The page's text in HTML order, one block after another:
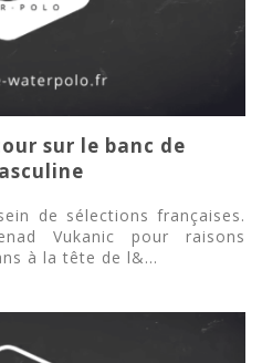
sur le banc de
de sélections françaises.
Vukanic pour raisons
à la tête de l&...